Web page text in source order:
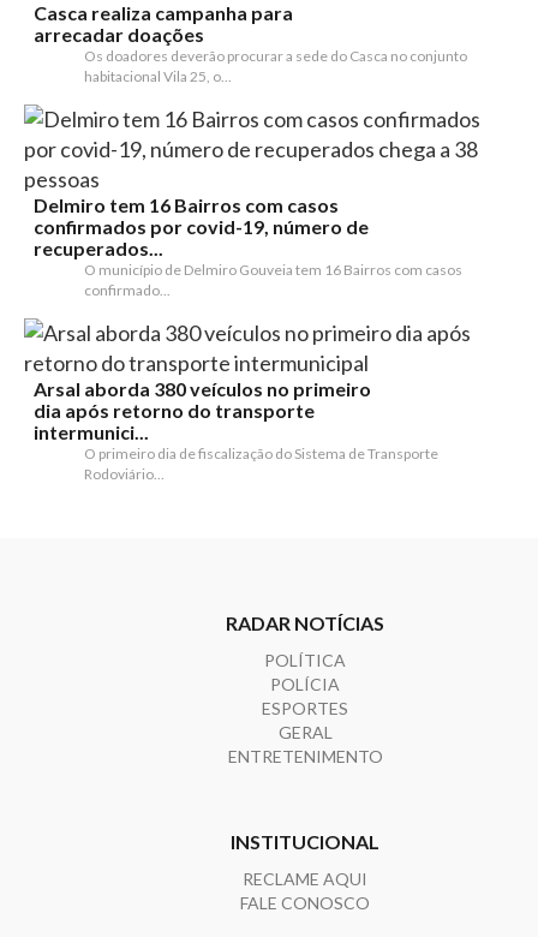
Casca realiza campanha para
arrecadar doações
Os doadores deverão procurar a sede do Casca no conjunto
habitacional Vila 25, o...
Delmiro tem 16 Bairros com casos
confirmados por covid-19, número de
recuperados...
O município de Delmiro Gouveia tem 16 Bairros com casos
confirmado...
Arsal aborda 380 veículos no primeiro
dia após retorno do transporte
intermunici...
O primeiro dia de fiscalização do Sistema de Transporte
Rodoviário...
RADAR NOTÍCIAS
POLÍTICA
POLÍCIA
ESPORTES
GERAL
ENTRETENIMENTO
INSTITUCIONAL
RECLAME AQUI
FALE CONOSCO